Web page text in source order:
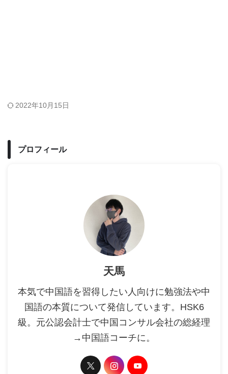
2022年10月15日
プロフィール
天馬
本気で中国語を習得したい人向けに勉強法や中
国語の本質について発信しています。HSK6
級。元公認会計士で中国コンサル会社の総経理
→中国語コーチに。